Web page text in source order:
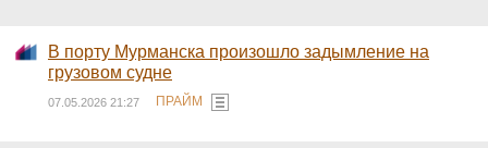
В порту Мурманска произошло задымление на
грузовом судне
07.05.2026 21:27 ПРАЙМ